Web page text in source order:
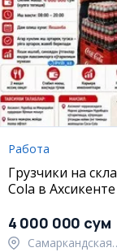
Работа
Грузчики на
Cola в Ахсикенте
4 000 000 сум
Самаркандская